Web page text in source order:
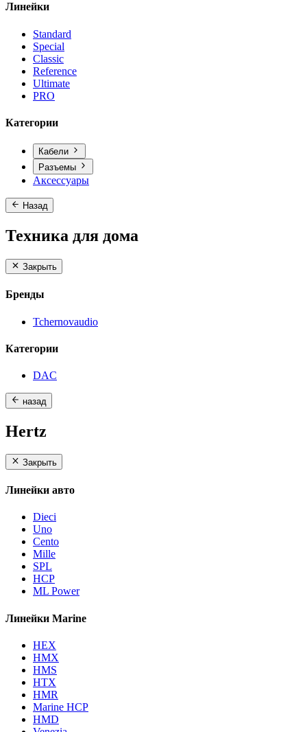
Линейки
Standard
Special
Classic
Reference
Ultimate
PRO
Категории
Кабели
Разъемы
Аксессуары
Назад
Техника для дома
Закрыть
Бренды
Tchernovaudio
Категории
DAC
назад
Hertz
Закрыть
Линейки авто
Dieci
Uno
Cento
Mille
SPL
HCP
ML Power
Линейки Marine
HEX
HMX
HMS
HTX
HMR
Marine HCP
HMD